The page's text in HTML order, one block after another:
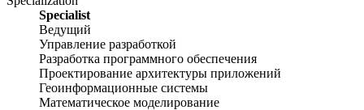
Specialist
Ведущий
Управление разработкой
Разработка программного обеспечения
Проектирование архитектуры приложений
Геоинформационные системы
Математическое моделирование